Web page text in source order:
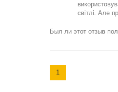
світлі. Але
Был ли этот отзыв
1